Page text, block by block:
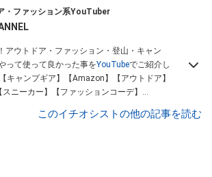
・ファッション系YouTuber
アウトドア・ファッション・登山・キャン
って使って良かった事をYouTubeでご紹介し
キャンプギア】【Amazon】【アウトドア】
スニーカー】【ファッションコーデ】
このイチオシストの他の記事を読む